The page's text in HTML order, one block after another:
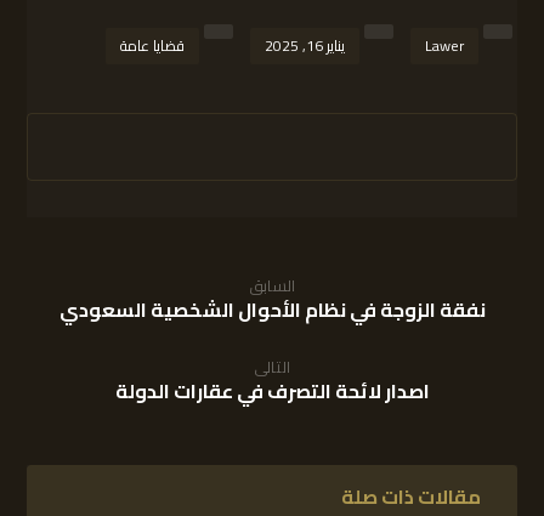
Lawer يناير 16, 2025 قضايا عامة
السابق
نفقة الزوجة في نظام الأحوال الشخصية السعودي
التالى
اصدار لائحة التصرف في عقارات الدولة
مقالات ذات صلة